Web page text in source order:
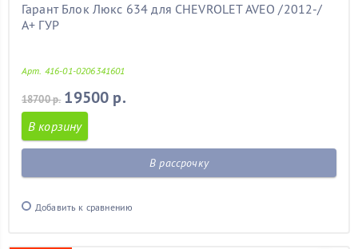
Гарант Блок Люкс 634 для CHEVROLET AVEO /2012-/
А+ ГУР
Арт. 416-01-0206341601
18700 р. 19500 р.
В корзину
В рассрочку
Добавить к сравнению